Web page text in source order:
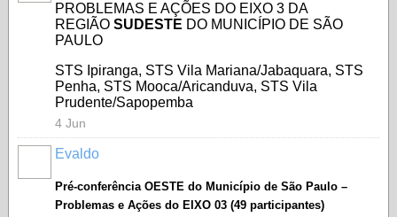
PROBLEMAS E AÇÕES DO EIXO 3 DA
REGIÃO SUDESTE DO MUNICÍPIO DE SÃO
PAULO
STS Ipiranga, STS Vila Mariana/Jabaquara, STS
Penha, STS Mooca/Aricanduva, STS Vila
Prudente/Sapopemba
4 Jun
Evaldo
Pré-conferência OESTE do Município de São Paulo –
Problemas e Ações do EIXO 03 (49 participantes)